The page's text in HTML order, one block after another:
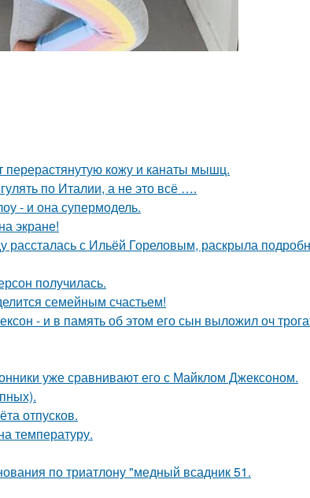
кожу и канаты мышц.
по Италии, а не это всё ….
- и она супермодель.
экране!
рассталась с Ильёй Гореловым, раскрыла
получилась.
семейным счастьем!
- и в память об этом его сын выложил оч
уже сравнивают его с Майклом Джексоном.
отпусков.
температуру.
по триатлону "медный всадник 51.